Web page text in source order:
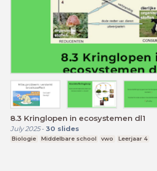
8.3 Kringlopen in ecosystemen dl1
July 2025- 30 slides
Biologie Middelbare school vwo Leerjaar 4